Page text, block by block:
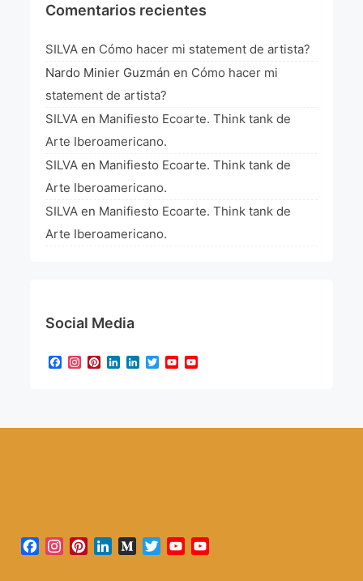
Comentarios recientes
SILVA en Cómo hacer mi statement de artista?
Nardo Minier Guzmán en Cómo hacer mi
statement de artista?
SILVA en Manifiesto Ecoarte. Think tank de
Arte Iberoamericano.
SILVA en Manifiesto Ecoarte. Think tank de
Arte Iberoamericano.
SILVA en Manifiesto Ecoarte. Think tank de
Arte Iberoamericano.
Social Media
Facebook
Instagram
Pinterest
LinkedIn
LinkedIn
TwitterYouTube
Facebook
Instagram
PinterestLinkedInMediumTwitterYouTube